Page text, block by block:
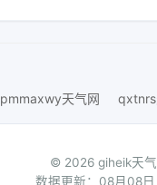
pmmaxwy天气网 qxtnrs
© 2026 giheik天
数据更新：08月08